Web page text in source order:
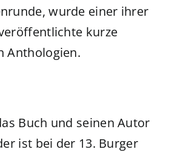
wurde einer ihrer
kurze
Anthologien.
Buch und seinen Autor
ist bei der 13. Burger